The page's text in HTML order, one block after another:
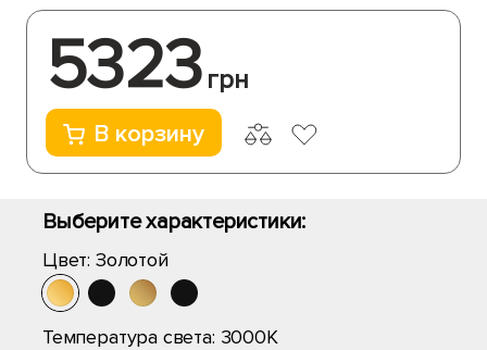
5323 грн
В корзину
Выберите характеристики:
Цвет: Золотой
Температура света: 3000K